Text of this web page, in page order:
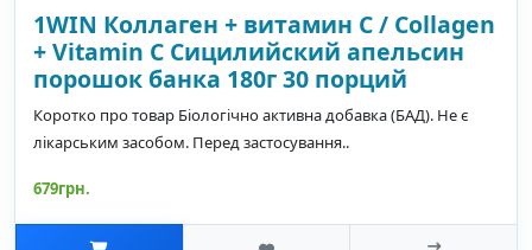
1WIN Коллаген + витамин С / Collagen
+ Vitamin C Сицилийский апельсин
порошок банка 180г 30 порций
Коротко про товар Біологічно активна добавка (БАД). Не є
лікарським засобом. Перед застосування..
679грн.